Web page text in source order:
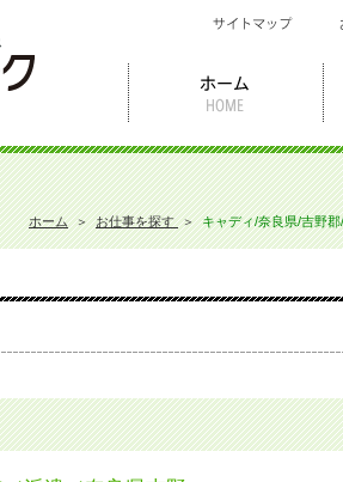
ホーム＞お仕事を探す＞キャディ/奈良県/吉野